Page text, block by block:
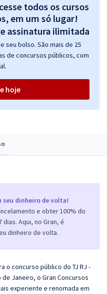
dinheiro de volta!
e obter 100% do
Aqui, no Gran, é
dinheiro de volta.
o concurso público do TJ RJ -
Janeiro, o Gran Concursos
experiente e renomada em
todos os cursos
em um só lugar!
seu bolso. São mais de 25
de concursos públicos, com
hoje